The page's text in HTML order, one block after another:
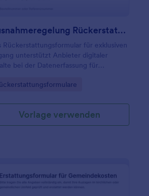
Ausnahmeregelung Rückerstattungsformular
Rückerstattungsformular für exklusiven
unterstützt Anbieter digitaler
bei der Datenerfassung für
Nachweis und schneller
to Category:
Vorlage verwenden